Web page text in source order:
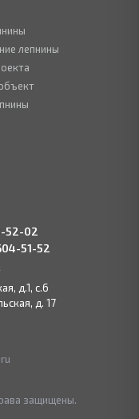
лепнины
52-02
51-52
д.1, с.6
д. 17
защищены.